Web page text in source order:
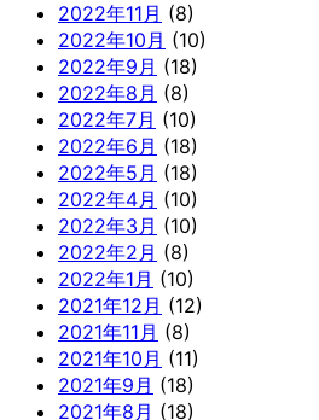
2022年11月 (8)
2022年10月 (10)
2022年9月 (18)
2022年8月 (8)
2022年7月 (10)
2022年6月 (18)
2022年5月 (18)
2022年4月 (10)
2022年3月 (10)
2022年2月 (8)
2022年1月 (10)
2021年12月 (12)
2021年11月 (8)
2021年10月 (11)
2021年9月 (18)
2021年8月 (18)